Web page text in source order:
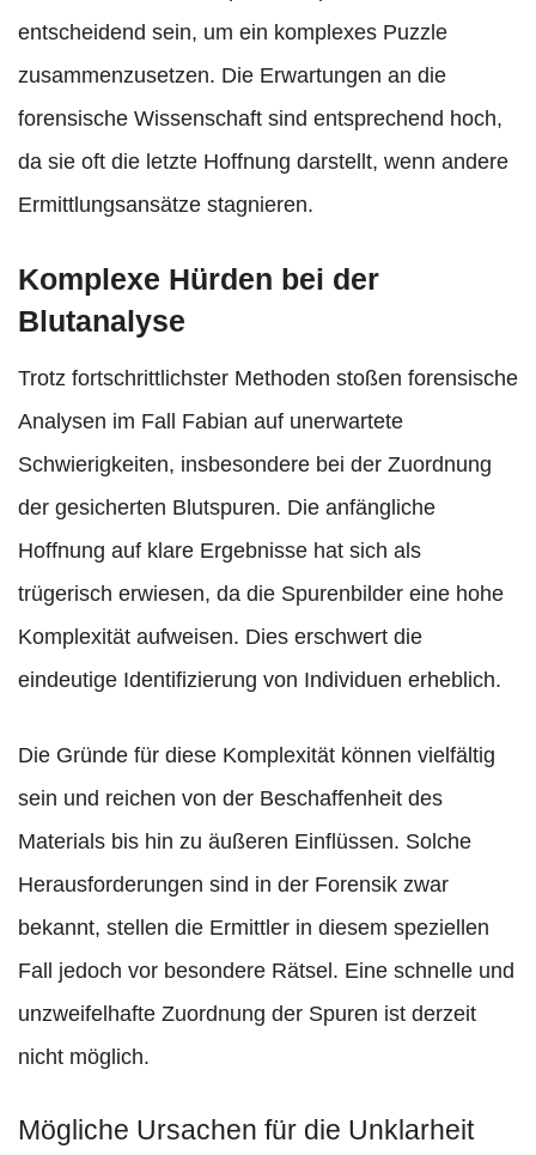
entscheidend sein, um ein komplexes Puzzle
zusammenzusetzen. Die Erwartungen an die
forensische Wissenschaft sind entsprechend hoch,
da sie oft die letzte Hoffnung darstellt, wenn andere
Ermittlungsansätze stagnieren.
Komplexe Hürden bei der
Blutanalyse
Trotz fortschrittlichster Methoden stoßen forensische
Analysen im Fall Fabian auf unerwartete
Schwierigkeiten, insbesondere bei der Zuordnung
der gesicherten Blutspuren. Die anfängliche
Hoffnung auf klare Ergebnisse hat sich als
trügerisch erwiesen, da die Spurenbilder eine hohe
Komplexität aufweisen. Dies erschwert die
eindeutige Identifizierung von Individuen erheblich.
Die Gründe für diese Komplexität können vielfältig
sein und reichen von der Beschaffenheit des
Materials bis hin zu äußeren Einflüssen. Solche
Herausforderungen sind in der Forensik zwar
bekannt, stellen die Ermittler in diesem speziellen
Fall jedoch vor besondere Rätsel. Eine schnelle und
unzweifelhafte Zuordnung der Spuren ist derzeit
nicht möglich.
Mögliche Ursachen für die Unklarheit